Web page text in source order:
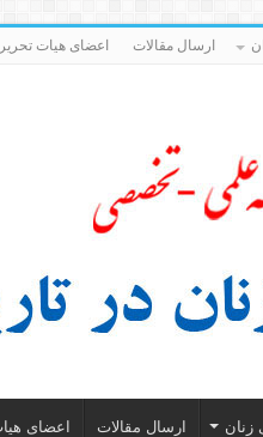
ارسال مقالات اعضای هیات
زنان ارسال مقالات اعضای